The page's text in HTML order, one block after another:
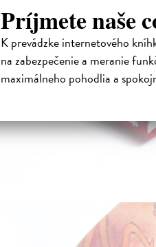
Príjmete naše
K prevádzke internetového
na zabezpečenie a meranie
maximálneho pohodlia a